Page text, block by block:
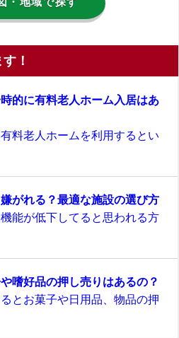
！
的に有料老人ホーム入居はあ
料老人ホームを利用するとい
がれる？最適な施設の選び方
能が低下してると思われる方
嗜好品の押し売りはあるの？
とお菓子や日用品、物品の押